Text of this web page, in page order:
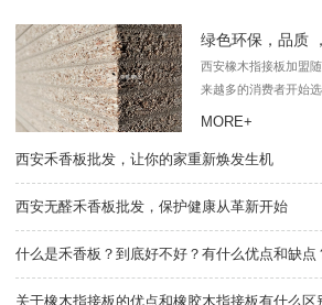
绿色环保，品质
西安橡木指接板加盟
来越多的消费者开始
商提供这种产品。首先
MORE+
西安禾香板批发，让你的家重新焕发生机
西安无醛禾香板批发，保护健康从革新开始
什么是禾香板？到底好不好？有什么优点和缺点
关于橡木指接板的优点和橡胶木指接板有什么区